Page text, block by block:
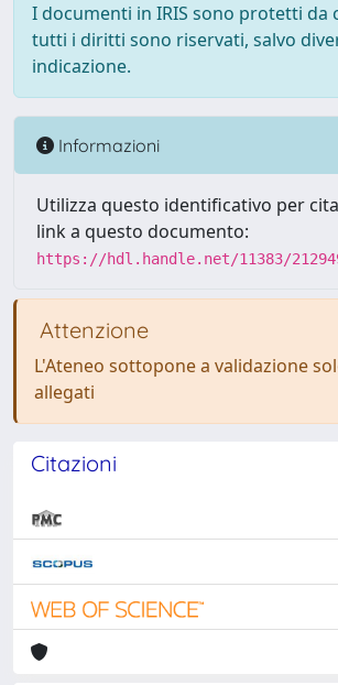
I documenti in IRIS sono protetti da
tutti i diritti sono riservati, salvo
indicazione.
Informazioni
Utilizza questo identificativo per
link a questo documento:
https://hdl.handle.net/11383/
Attenzione
L'Ateneo sottopone a validazione
allegati
Citazioni